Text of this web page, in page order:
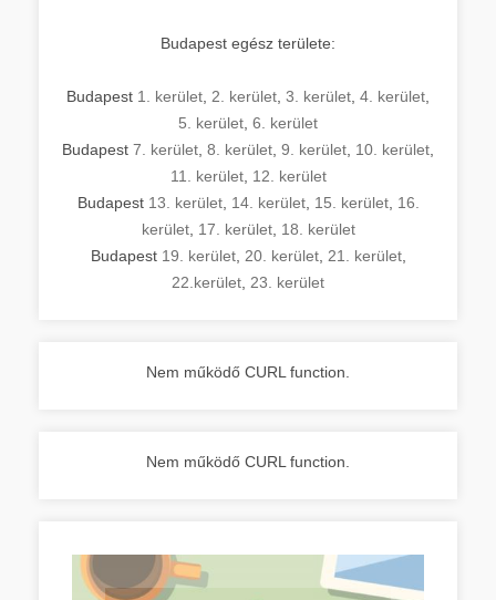
Budapest egész területe:
Budapest 1. kerület 2. kerület 3. kerület 4. kerület
5. kerület 6. kerület
Budapest 7. kerület 8. kerület 9. kerület 10. kerület
11. kerület, 12. kerület
Budapest 13. kerület, 14. kerület, 15. kerület, 16.
kerület, 17. kerület, 18. kerület
Budapest 19. kerület, 20. kerület, 21. kerület,
22.kerület 23. kerület
Nem működő CURL function.
Nem működő CURL function.